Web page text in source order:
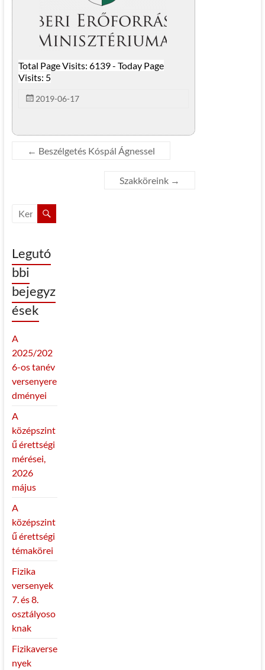
Total Page Visits: 6139 - Today Page
Visits: 5
2019-06-17
← Beszélgetés Kóspál Ágnessel
Szakköreink →
Legutó
bbi
bejegyz
ések
A
2025/202
6-os tanév
versenyere
dményei
A
középszint
ű érettségi
mérései,
2026
május
A
középszint
ű érettségi
témakörei
Fizika
versenyek
7. és 8.
osztályoso
knak
Fizikaverse
nyek